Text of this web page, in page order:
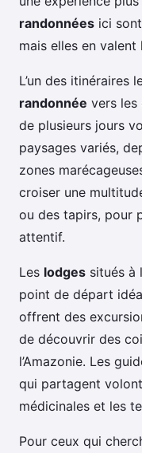
randonnées ici
mais elles en valent
L’un des itinéraires
randonnée vers les
de plusieurs jours
paysages variés,
zones
croiser une
ou des tapirs, pour
attentif.
Les lodges situés à
point de départ
offrent des
de découvrir des
l’Amazonie. Les
qui partagent
médicinales et les
Pour ceux qui